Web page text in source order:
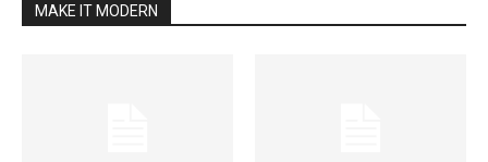
MAKE IT MODERN